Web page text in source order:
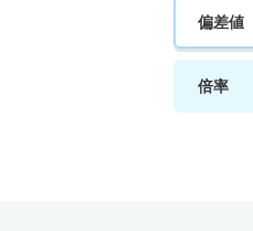
偏差値
倍率